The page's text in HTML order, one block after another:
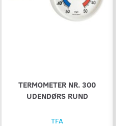
TERMOMETER NR. 300
UDENDØRS RUND
TFA